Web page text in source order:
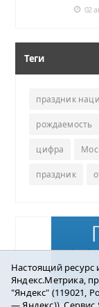
02
Теги
праздник
рождаемость
цифра
праздник
Настоящий ресурс
Яндекс.Метрика,
"Яндекс" (119021,